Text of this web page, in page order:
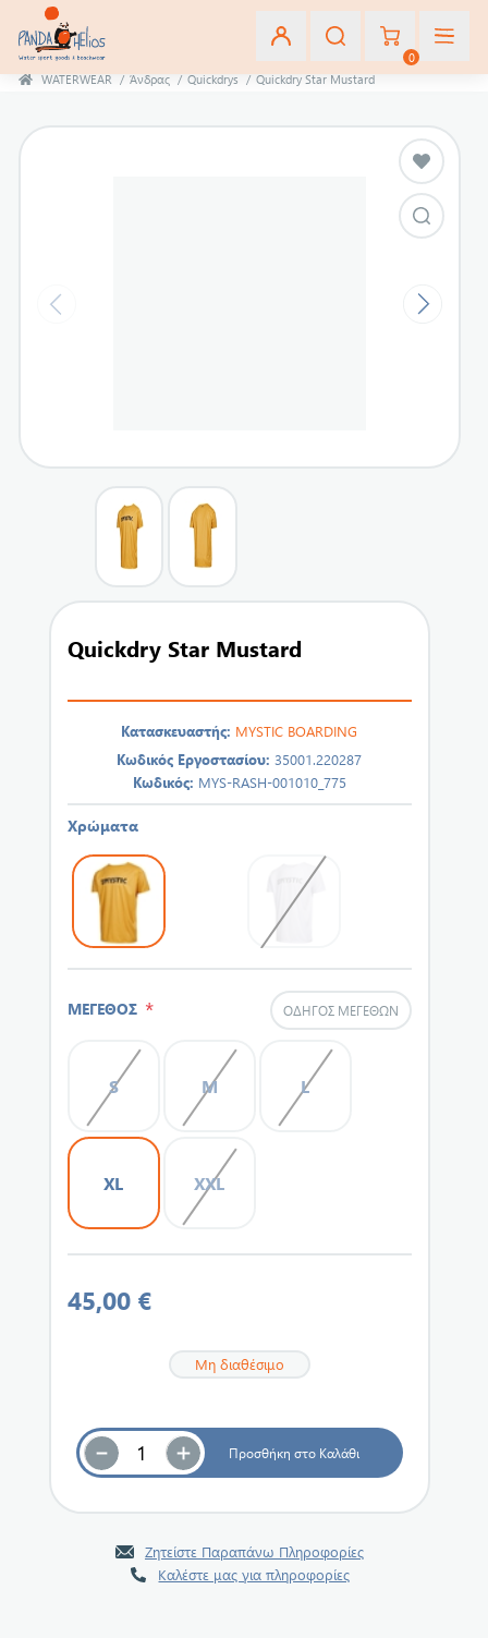
0
WATERWEAR / Άνδρας / Quickdrys / Quickdry Star Mustard
Quickdry Star Mustard
Κατασκευαστής: MYSTIC BOARDING
Κωδικός Εργοστασίου: 35001.220287
Κωδικός: MYS-RASH-001010_775
Χρώματα
ΜΕΓΕΘΟΣ * ΟΔΗΓΌΣ ΜΕΓΕΘΏΝ
S M L
XL XXL
45,00 €
Μη διαθέσιμο
Ζητείστε Παραπάνω Πληροφορίες
Καλέστε μας για πληροφορίες